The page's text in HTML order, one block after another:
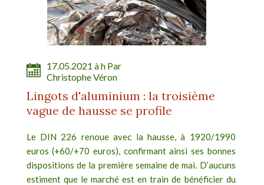
17.05.2021 à h Par
Christophe Véron
Lingots d'aluminium : la troisième
vague de hausse se profile
Le DIN 226 renoue avec la hausse, à 1920/1990
euros (+60/+70 euros), confirmant ainsi ses bonnes
dispositions de la première semaine de mai. D’aucuns
estiment que le marché est en train de bénéficier du